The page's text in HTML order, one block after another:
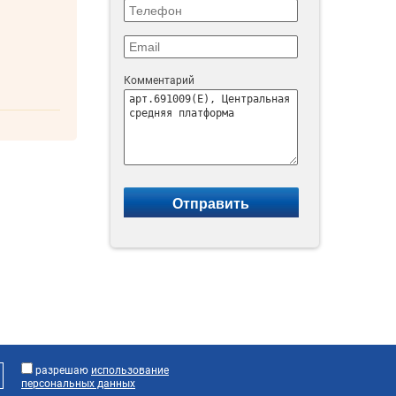
Комментарий
разрешаю использование
персональных данных